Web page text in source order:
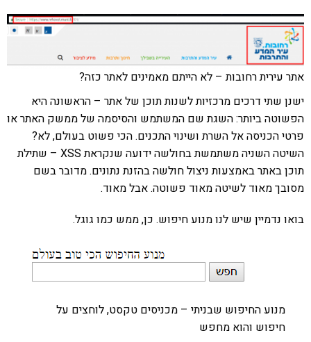
אתר עירית רחובות – לא הייתם מאמינים לאתר כזה?
ישנן שתי דרכים מרכזיות לשנות תוכן של אתר – הראשונה היא
הפשוטה ביותר: השגת שם המשתמש והסיסמה של ממשק האתר או
פרטי הכניסה אל השרת ושינוי התכנים. הכי פשוט בעולם, לא?
השיטה השניה משתמשת בחולשה ידועה שנקראת XSS – שתילת
תוכן באתר באמצעות ניצול חולשה בהזנת נתונים. מדובר בשם
מסובך מאוד לשיטה מאוד פשוטה. אבל מאוד.
בואו נדמיין שיש לנו מנוע חיפוש. כן, ממש כמו גוגל.
מנוע החיפוש שבניתי – מכניסים טקסט, לוחצים על
חיפוש והוא מחפש